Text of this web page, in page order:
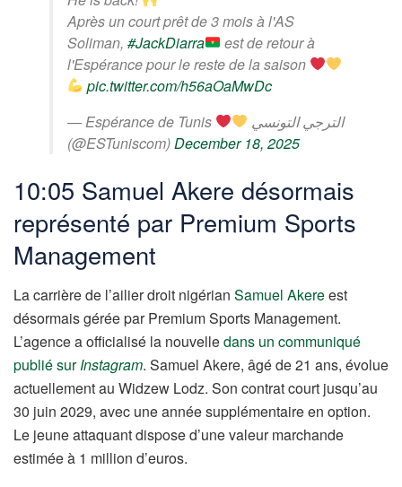
Après un court prêt de 3 mois à l'AS
Soliman, #JackDiarra
est de retour à
l'Espérance pour le reste de la saison
pic.twitter.com/h56aOaMwDc
— Espérance de Tunis
(@ESTuniscom)December 18, 2025
10:05 Samuel Akere désormais
représenté par Premium Sports
Management
La carrière de l’ailier droit nigérian Samuel Akereest
désormais gérée par Premium Sports Management.
L’agence a officialisé la nouvelledans un communiqué
publié surInstagram. Samuel Akere, âgé de 21 ans, évolue
actuellement au Widzew Lodz. Son contrat court jusqu’au
30 juin 2029, avec une année supplémentaire en option.
Le jeune attaquant dispose d’une valeur marchande
estimée à 1 million d’euros.